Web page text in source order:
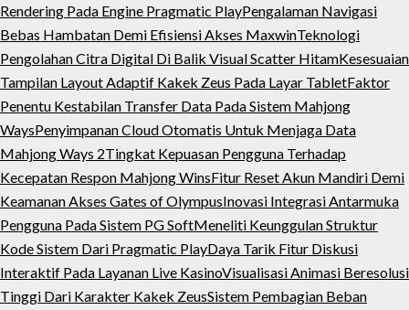
Rendering Pada Engine Pragmatic PlayPengalaman Navigasi
Bebas Hambatan Demi Efisiensi Akses MaxwinTeknologi
Pengolahan Citra Digital Di Balik Visual Scatter HitamKesesuaian
Tampilan Layout Adaptif Kakek Zeus Pada Layar TabletFaktor
Penentu Kestabilan Transfer Data Pada Sistem Mahjong
WaysPenyimpanan Cloud Otomatis Untuk Menjaga Data
Mahjong Ways 2Tingkat Kepuasan Pengguna Terhadap
Kecepatan Respon Mahjong WinsFitur Reset Akun Mandiri Demi
Keamanan Akses Gates of OlympusInovasi Integrasi Antarmuka
Pengguna Pada Sistem PG SoftMeneliti Keunggulan Struktur
Kode Sistem Dari Pragmatic PlayDaya Tarik Fitur Diskusi
Interaktif Pada Layanan Live KasinoVisualisasi Animasi Beresolusi
Tinggi Dari Karakter Kakek ZeusSistem Pembagian Beban